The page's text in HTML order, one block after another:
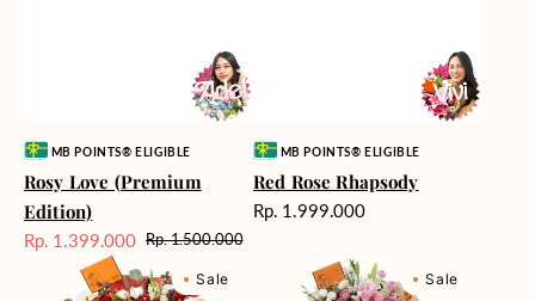
Vendor:MB POINTS® ELIGIBLE
Rosy Love (Premium
Edition)
Harga
Rp. 1.399.000 Harga
reguler
Rp. 1.500.000
Vendor:MB POINTS® ELIGIBLE
Red Rose Rhapsody
Harga
Rp. 1.999.000
Radiance
Sale Sale